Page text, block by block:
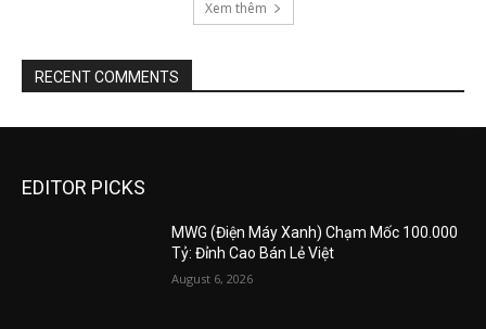
Xem thêm
RECENT COMMENTS
EDITOR PICKS
MWG (Điện Máy Xanh) Chạm Mốc 100.000
Tỷ: Đỉnh Cao Bán Lẻ Việt
August 6, 2026